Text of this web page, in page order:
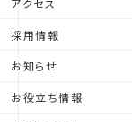
アクセス
採用情報
お知らせ
お役立ち情報